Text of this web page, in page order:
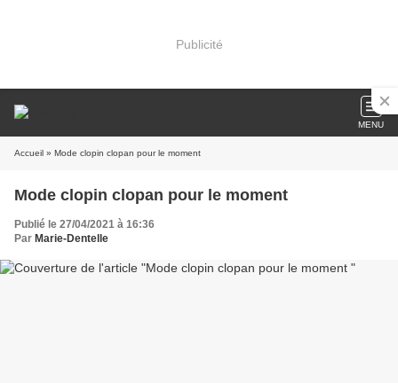
Publicité
MENU
Accueil » Mode clopin clopan pour le moment
Mode clopin clopan pour le moment
Publié le 27/04/2021 à 16:36
Par Marie-Dentelle